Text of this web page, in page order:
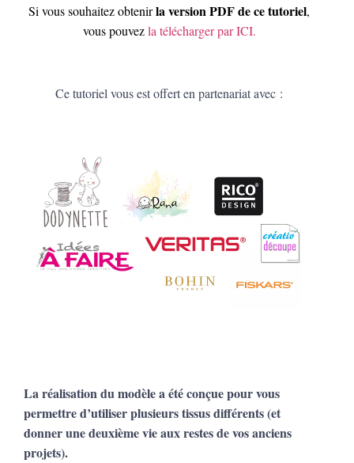
Si vous souhaitez obtenirla version PDF de ce tutoriel,
vous pouvezla télécharger par ICI.
Ce tutoriel vous est offert en partenariat avec :
La réalisation du modèle a été conçue pour vous
permettre d’utiliser plusieurs tissus différents (et
donner une deuxième vie aux restes de vos anciens
projets).